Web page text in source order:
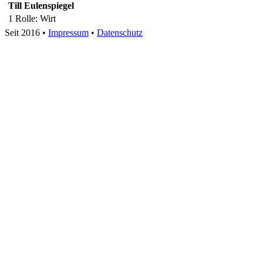
Till Eulenspiegel
1 Rolle: Wirt
Seit 2016 • Impressum • Datenschutz